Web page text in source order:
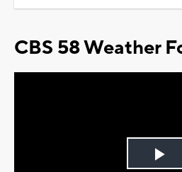
CBS 58 Weather